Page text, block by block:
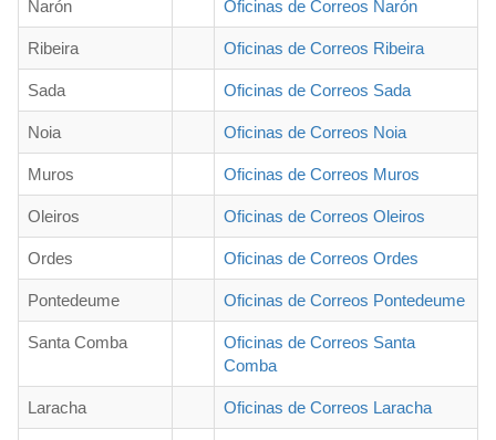
Narón Oficinas de Correos Narón
Ribeira Oficinas de Correos Ribeira
Sada Oficinas de Correos Sada
Noia Oficinas de Correos Noia
Muros Oficinas de Correos Muros
Oleiros Oficinas de Correos Oleiros
Ordes Oficinas de Correos Ordes
Pontedeume Oficinas de Correos Pontedeume
Santa Comba
Oficinas de Correos Santa
Comba
Laracha Oficinas de Correos Laracha